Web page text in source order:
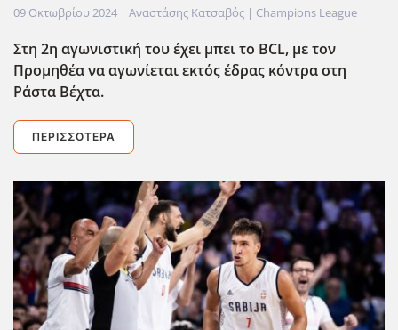
09 Οκτωβρίου 2024 | Αναστάσης Κατσαβός | Champions League
Στη 2η αγωνιστική του έχει μπει το BCL, με τον
Προμηθέα να αγωνίεται εκτός έδρας κόντρα στη
Ράστα Βέχτα.
ΠΕΡΙΣΣΌΤΕΡΑ